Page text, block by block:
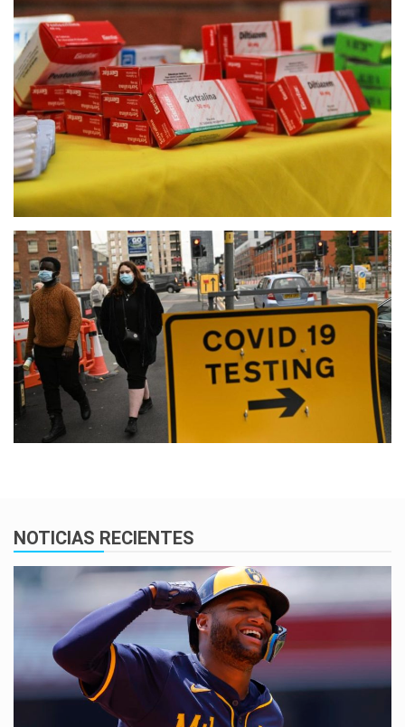
NOTICIAS RECIENTES